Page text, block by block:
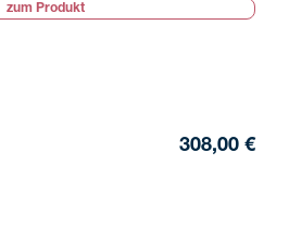
zum Produkt
308,00 €